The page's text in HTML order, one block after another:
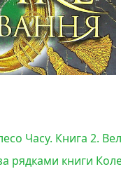
Часу. Книга 2.
рядками книги